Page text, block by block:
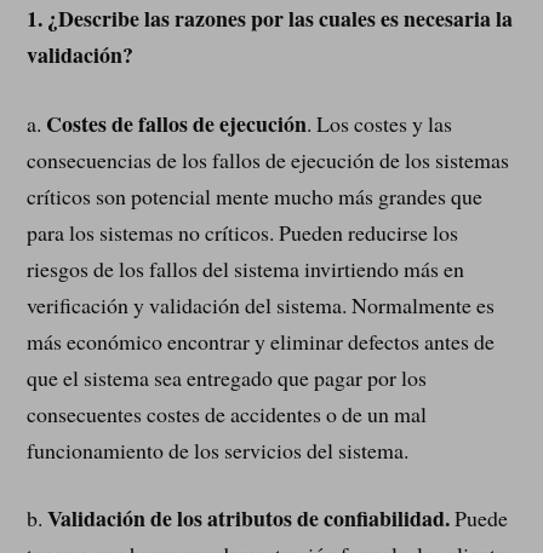
1.¿Describe las razones por las cuales es necesaria la
validación?
a. Costes de fallos de ejecución. Los costes y las
consecuencias de los fallos de ejecución de los sistemas
críticos son potencial mente mucho más grandes que
para los sistemas no críticos. Pueden reducirse los
riesgos de los fallos del sistema invirtiendo más en
verificación y validación del sistema. Normalmente es
más económico encontrar y eliminar defectos antes de
que el sistema sea entregado que pagar por los
consecuentes costes de accidentes o de un mal
funcionamiento de los servicios del sistema.
b.Validación de los atributos de confiabilidad.Puede